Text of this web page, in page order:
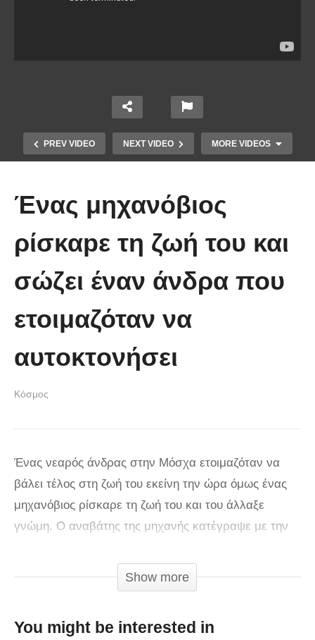
PREV VIDEO NEXT VIDEO MORE VIDEOS
Οι 5 Γιατροί Κρύφτηκαν πίσω από
όταν έπεσε απλά ΔΕΝ περιγράφεται!
Ένας μηχανόβιoς
ρίσκαpε τη ζωή του και
σώζει έναν άνδρα που
ετοιμαζόταν να
αυτoκτoνήσει
Κόσμος
Ένας νεαρός άνδρας στην Μόσχα ετοιμαζόταν να
βάλει τέλος στη ζωή του εκείνη την ώρα όμως ένας
μηχανόβιος ρίσκαρε τη ζωή του και του άλλαξε
γνώμη. Ο αναβάτης της μηχανής κατέγραψε με την
περνούσε κάτω από μία γέφυρα είδε πως ένας
άνδρας ετοιμαζόταν να βάλει πηδήξει στο κενό.
οδήγησε ανάποδα έφτασε στο σημείο για να του
Show more
You might be interested in